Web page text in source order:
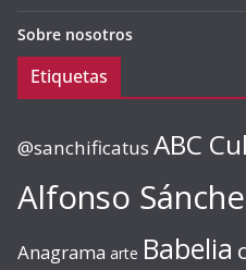
Sobre nosotros
Etiquetas
@sanchificatus ABC
Alfonso
Anagrama arte Babelia